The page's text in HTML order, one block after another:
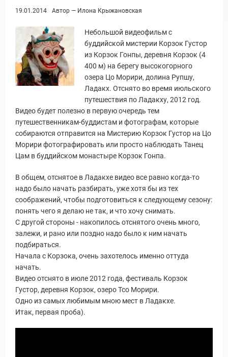
и Туры
Новости и Отчеты
19.01.2014 Автор — Илона Крыжановская
Небольшой видеофильм с
буддийской мистерии Корзок Густор
из Корзок Гонпы, деревня Корзок (4
400 м) на берегу высокогорного
озера Цо Морири, долина Рупшу,
Ладакх. Отснято во время июльского
путешествия по Ладакху, 2012 год.
Видео будет полезно в первую очередь тем
путешественникам-буддистам и фотографам, которые
собираются отправится на Мистерию Корзок Густор на Цо
Морири фотографировать или просто наблюдать Танец
Цам в буддийском монастыре Корзок Гонпа.
В общем, отснятое в Ладакхе видео все равно когда-то
надо было начать разбирать, уже хотя бы из тех
соображений, чтобы подготовиться к следующему сезону:
понять чего я делаю не так, и что хочу снимать.
С другой стороны - накопилось отснятого очень много,
залежи, и рано или поздно надо было к ним начать
подбираться.
Начала с Корзока, очень захотелось именно оттуда
начать.
Видео отснято в июле 2012 года, фестиваль Корзок
Густор, деревня Корзок, озеро Тсо Морири.
Одно из самых любимым мною мест в Ладакхе.
Итак, первая проба).